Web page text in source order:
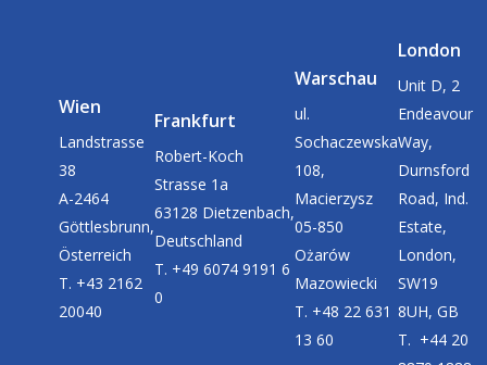
Wien
Landstrasse
38
A-2464
Göttlesbrunn,
Österreich
T. +43 2162
20040
Frankfurt
Robert-Koch
Strasse 1a
63128 Dietzenbach,
Deutschland
T. +49 6074 9191 6
0
Warschau
ul.
Sochaczewska
108,
Macierzysz
05-850
Ożarów
Mazowiecki
T. +48 22 631
13 60
London
Unit D, 2
Endeavour
Way,
Durnsford
Road, Ind.
Estate,
London,
SW19
8UH, GB
T. +44 20